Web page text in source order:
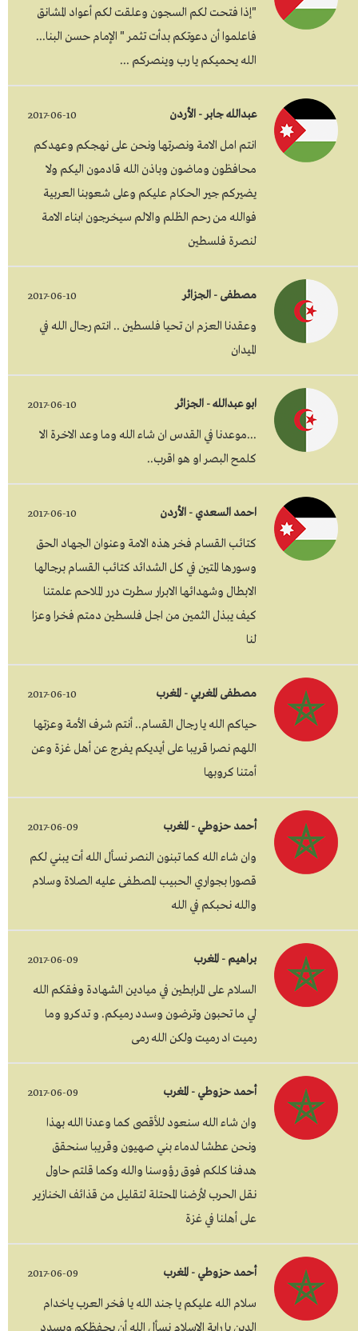
"إذا فتحت لكم السجون وعلقت لكم أعواد المشانق
فاعلموا أن دعوتكم بدأت تثمر " الإمام حسن البنا...
الله يحميكم يا رب وينصركم ...
عبدالله جابر - الأردن 2017-06-10
انتم امل الامة ونصرتها ونحن على نهجكم وعهدكم
محافظون وماضون وباذن الله قادمون اليكم ولا
يضيركم جير الحكام عليكم وعلى شعوبنا العربية
فوالله من رحم الظلم والالم سيخرجون ابناء الامة
لنصرة فلسطين
مصطفى - الجزائر 2017-06-10
وعقدنا العزم ان تحيا فلسطين .. انتم رجال الله في
الميدان
ابو عبدالله - الجزائر 2017-06-10
...موعدنا في القدس ان شاء الله وما وعد الاخرة الا
كلمح البصر او هو اقرب..
احمد السعدي - الأردن 2017-06-10
كتائب القسام فخر هذه الامة وعنوان الجهاد الحق
وسورها المتين في كل الشدائد كتائب القسام برجالها
الابطال وشهدائها الابرار سطرت درر الملاحم علمتنا
كيف يبذل الثمين من اجل فلسطين دمتم فخرا وعزا
لنا
مصطفى المغربي - المغرب 2017-06-10
حياكم الله يا رجال القسام.. أنتم شرف الأمة وعزتها
اللهم نصرا قريبا على أيديكم يفرج عن أهل غزة وعن
أمتنا كروبها
أحمد حزوطي - المغرب 2017-06-09
وان شاء الله كما تبنون النصر نسأل الله أت يبني لكم
قصورا بجواري الحبيب المصطفى عليه الصلاة وسلام
والله نحبكم في الله
براهيم - المغرب 2017-06-09
السلام على المرابطين في ميادين الشهادة وفقكم الله
لي ما تحبون وترضون وسدد رميكم. و تدكرو وما
رميت اد رميت ولكن الله رمى
أحمد حزوطي - المغرب 2017-06-09
وان شاء الله سنعود للأقصى كما وعدنا الله بهذا
ونحن عطشا لدماء بني صهيون وقريبا سنحقق
هدفنا كلكم فوق رؤوسنا والله وكما قلتم حاول
نقل الحرب لأرضنا المحتلة لتقليل من قذائف الخنازير
على أهلنا في غزة
أحمد حزوطي - المغرب 2017-06-09
سلام الله عليكم يا جند الله يا فخر العرب ياخدام
الدين يا راية الاسلام نسأل الله أن يحفظكم ويسدد